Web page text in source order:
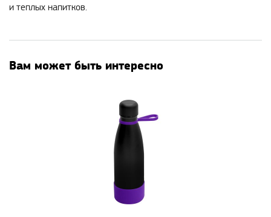
и теплых напитков.
Вам может быть интересно